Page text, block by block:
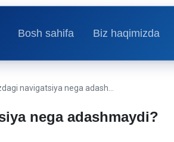
Bosh sahifa Biz haqimizda
navigatsiya nega adash…
nega adashmaydi?